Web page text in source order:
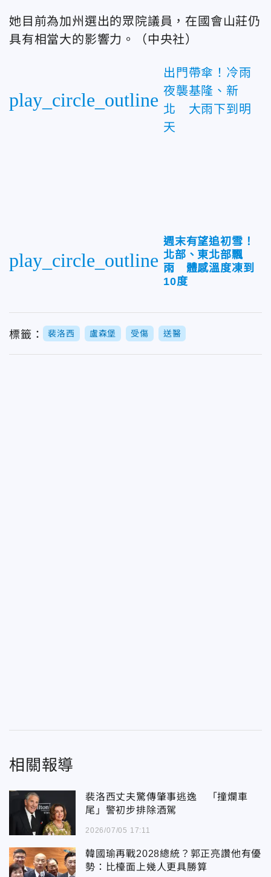
她目前為加州選出的眾院議員，在國會山莊仍
具有相當大的影響力。（中央社）
play_circle_outline
出門帶傘！冷雨
夜襲基隆、新
北 大雨下到明
天
play_circle_outline
週末有望追初雪！
北部、東北部飄
雨 體感溫度凍到
10度
標籤： 裴洛西 盧森堡 受傷 送醫
相關報導
裴洛西丈夫驚傳肇事逃逸 「撞爛車
尾」警初步排除酒駕
2026/07/05 17:11
韓國瑜再戰2028總統？郭正亮讚他有優
勢：比檯面上幾人更具勝算